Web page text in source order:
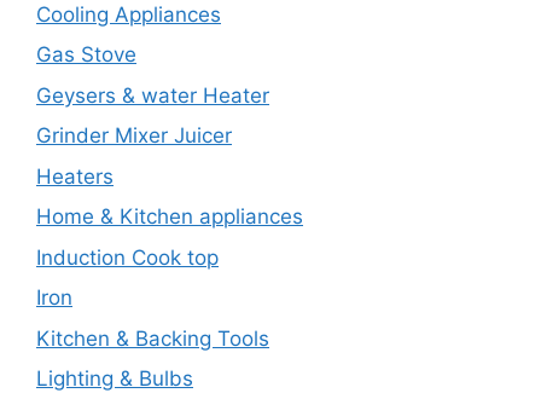
Cooling Appliances
Gas Stove
Geysers & water Heater
Grinder Mixer Juicer
Heaters
Home & Kitchen appliances
Induction Cook top
Iron
Kitchen & Backing Tools
Lighting & Bulbs